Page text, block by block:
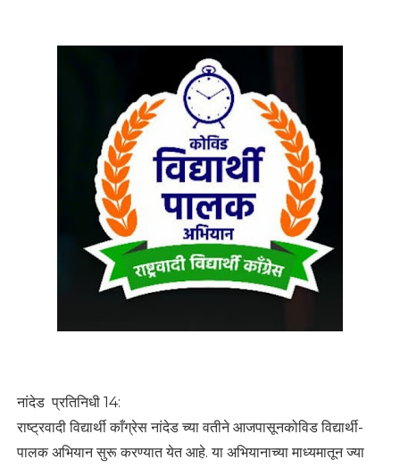
नांदेड प्रतिनिधी 14:
राष्ट्रवादी विद्यार्थी काँग्रेस नांदेड च्या वतीने आजपासूनकोविड विद्यार्थी-
पालक अभियान सुरू करण्यात येत आहे. या अभियानाच्या माध्यमातून ज्या